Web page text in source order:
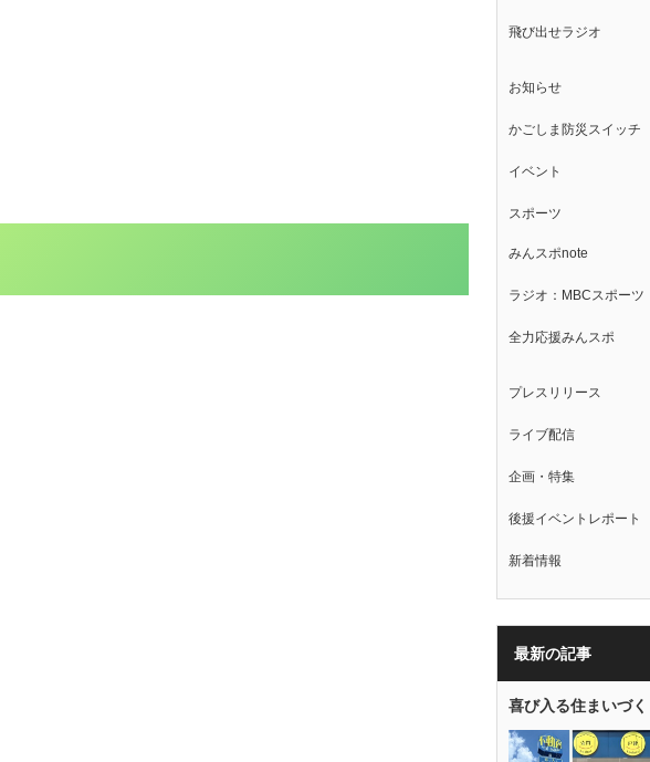
飛び出せラジオ
お知らせ
かごしま防災スイッチ
イベント
スポーツ
みんスポnote
ラジオ：MBCスポーツ
全力応援みんスポ
プレスリリース
ライブ配信
企画・特集
後援イベントレポート
新着情報
最新の記事
喜び入る住まいづ